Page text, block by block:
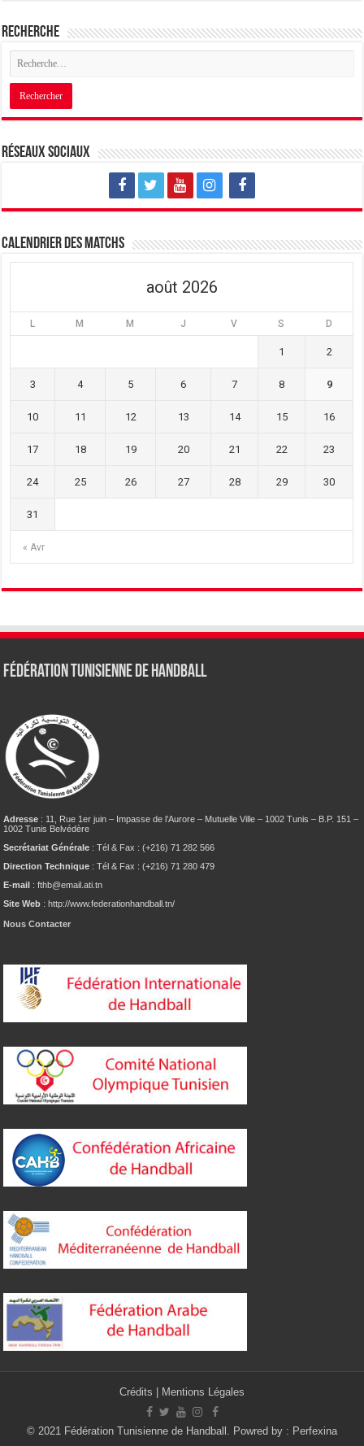
Recherche
Réseaux sociaux
Calendrier des matchs
août 2026
L M M J V S D
« Avr
1 2
3 4 5 6 7 8 9
10 11 12 13 14 15 16
17 18 19 20 21 22 23
24 25 26 27 28 29 30
31
Fédération tunisienne de Handball
Adresse : 11, Rue 1er juin – Impasse de l’Aurore – Mutuelle Ville – 1002 Tunis – B.P. 151 –
1002 Tunis Belvédère
Secrétariat Générale : Tél & Fax : (+216) 71 282 566
Direction Technique : Tél & Fax : (+216) 71 280 479
E-mail : fthb@email.ati.tn
Site Web : http://www.federationhandball.tn/
Nous Contacter
Crédits Mentions Légales
© 2021 Fédération Tunisienne de Handball. Powred by : Perfexina